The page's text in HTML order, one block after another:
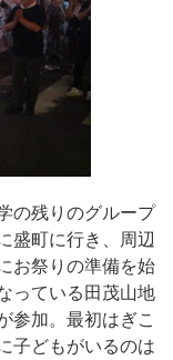
の残りのグループ
盛町に行き、周辺
お祭りの準備を始
っている田茂山地
参加。最初はぎこ
子どもがいるのは